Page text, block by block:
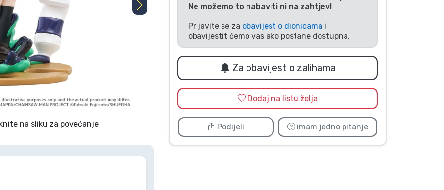
na sliku za povećanje
Ne možemo to nabaviti ni na zahtjev!
Prijavite se za obavijest o dionicama i
obavijestit ćemo vas ako postane dostupna.
Za obavijest o zalihama
Dodaj na listu želja
Podijeli imam jedno pitanje